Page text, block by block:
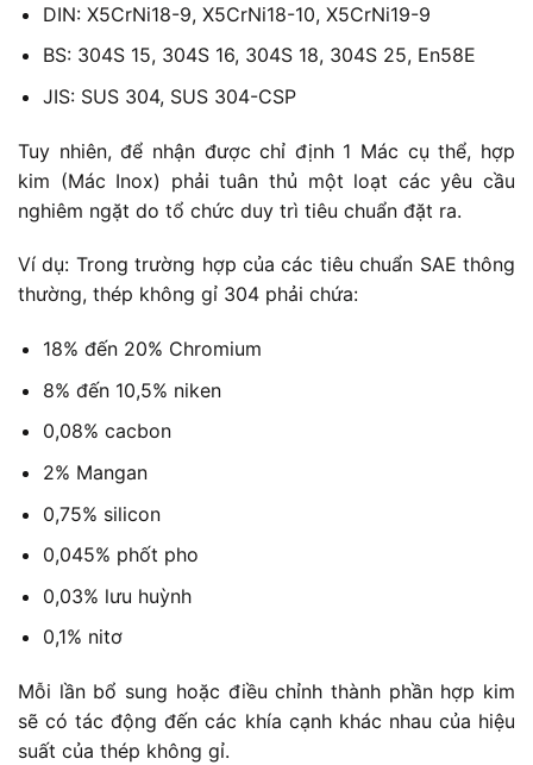
DIN: X5CrNi18-9, X5CrNi18-10, X5CrNi19-9
BS: 304S 15, 304S 16, 304S 18, 304S 25, En58E
JIS: SUS 304, SUS 304-CSP
Tuy nhiên, để nhận được chỉ định 1 Mác cụ thể, hợp
kim (Mác Inox) phải tuân thủ một loạt các yêu cầu
nghiêm ngặt do tổ chức duy trì tiêu chuẩn đặt ra.
Ví dụ: Trong trường hợp của các tiêu chuẩn SAE thông
thường, thép không gỉ 304 phải chứa:
18% đến 20% Chromium
8% đến 10,5% niken
0,08% cacbon
2% Mangan
0,75% silicon
0,045% phốt pho
0,03% lưu huỳnh
0,1% nitơ
Mỗi lần bổ sung hoặc điều chỉnh thành phần hợp kim
sẽ có tác động đến các khía cạnh khác nhau của hiệu
suất của thép không gỉ.